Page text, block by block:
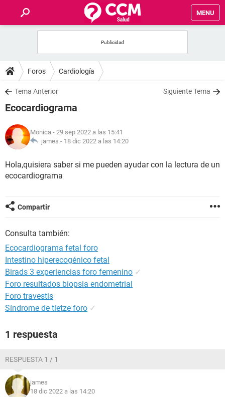
MENU
FOROS
SALUD
NUTRICIÓN
BIENESTAR
Foros Cardiología
Tema Anterior Siguiente Tema
Ecocardiograma
Monica - 29 sep 2022 a las 15:41
james - 18 dic 2022 a las 14:20
Hola,quisiera saber si me pueden ayudar con la lectura de un
ecocardiograma
Compartir
Consulta también:
Ecocardiograma fetal foro
Intestino hiperecogénico fetal
Birads 3 experiencias foro femenino ✓
Foro resultados biopsia endometrial
Foro travestis
Síndrome de tietze foro ✓
1 respuesta
RESPUESTA 1 / 1
james
18 dic 2022 a las 14:20